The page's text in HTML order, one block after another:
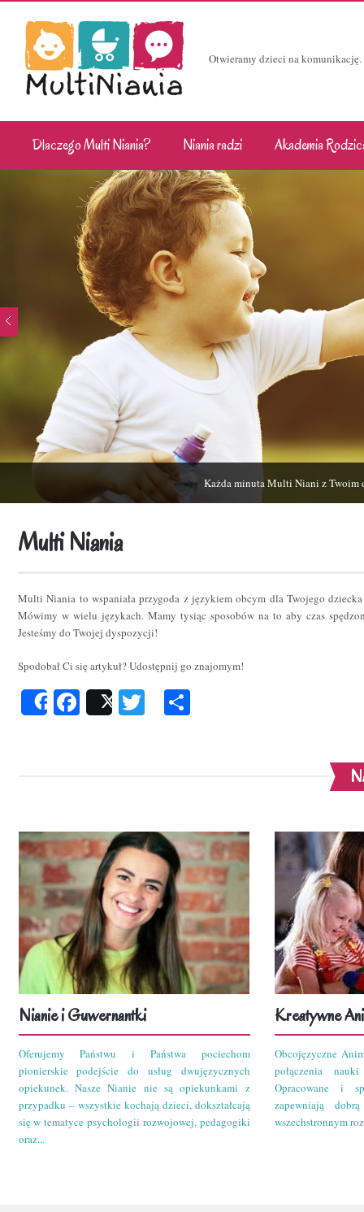
Otwieramy dzieci na
Dlaczego Multi Niania? Niania radzi Akademia
Każda minuta Multi Niani z Twoim
Multi Niania
Multi Niania to wspaniała przygoda z językiem obcym dla Twojego
Mówimy w wielu językach. Mamy tysiąc sposobów na to aby czas
Jesteśmy do Twojej dyspozycji!
Spodobał Ci się artykuł? Udostępnij go znajomym!
ShareFacebook
Post Twitter
Nianie i Guwernantki
Oferujemy Państwu i Państwa pociechom
pionierskie podejście do usług dwujęzycznych
opiekunek. Nasze Nianie nie są opiekunkami z
przypadku – wszystkie kochają dzieci, dokształcają
się w tematyce psychologii rozwojowej, pedagogiki
oraz...
Kreatywne
Obcojęzyczne
połączenia
Opracowane i
zapewniają
wszechstronnym